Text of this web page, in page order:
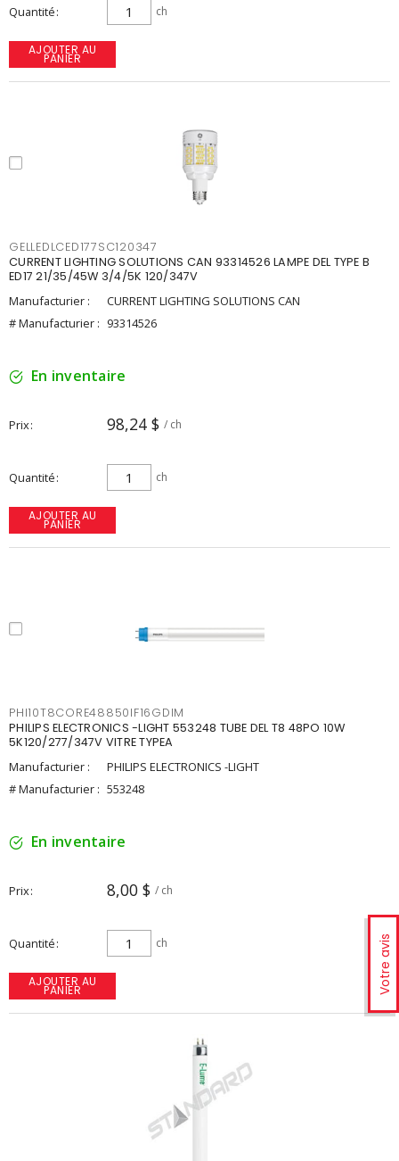
Votre avis
Quantité ch
AJOUTER AU
PANIER
GELLEDLCED177SC120347
CURRENT LIGHTING SOLUTIONS CAN 93314526 LAMPE DEL TYPE B
ED17 21/35/45W 3/4/5K 120/347V
Manufacturier :
CURRENT LIGHTING SOLUTIONS CAN
# Manufacturier : 93314526
En inventaire
Prix 98,24 $ / ch
Quantité ch
AJOUTER AU
PANIER
PHI10T8CORE48850IF16GDIM
PHILIPS ELECTRONICS -LIGHT 553248 TUBE DEL T8 48PO 10W
5K120/277/347V VITRE TYPEA
Manufacturier :
PHILIPS ELECTRONICS -LIGHT
# Manufacturier : 553248
En inventaire
Prix 8,00 $ / ch
Quantité ch
AJOUTER AU
PANIER